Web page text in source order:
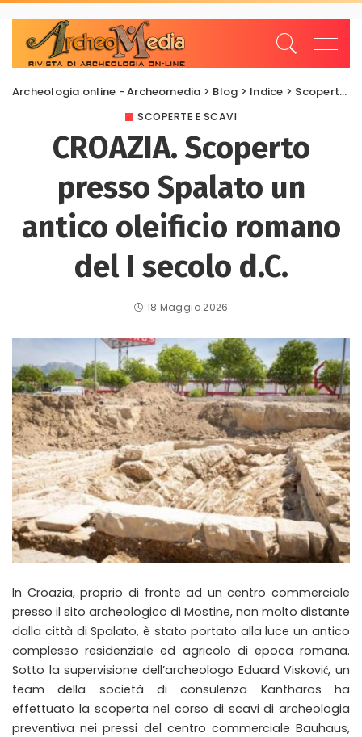
Archeologia online - Archeomedia > Blog > Indice > Scoperte e scavi
SCOPERTE E SCAVI
CROAZIA. Scoperto
presso Spalato un
antico oleificio romano
del I secolo d.C.
18 Maggio 2026
In Croazia, proprio di fronte ad un centro commerciale
presso il sito archeologico di Mostine, non molto distante
dalla città di Spalato, è stato portato alla luce un antico
complesso residenziale ed agricolo di epoca romana.
Sotto la supervisione dell’archeologo Eduard Visković, un
team della società di consulenza Kantharos ha
effettuato la scoperta nel corso di scavi di archeologia
preventiva nei pressi del centro commerciale Bauhaus,